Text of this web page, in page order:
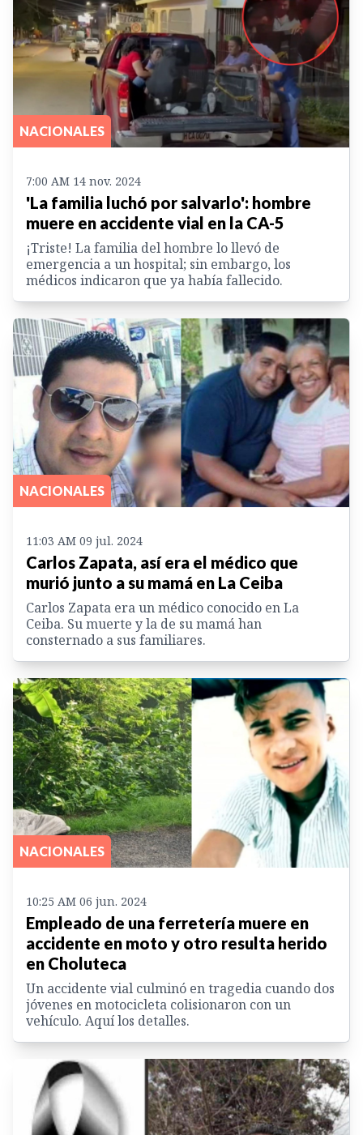
NACIONALES
7:00 AM 14 nov. 2024
'La familia luchó por salvarlo': hombre
muere en accidente vial en la CA-5
¡Triste! La familia del hombre lo llevó de
emergencia a un hospital; sin embargo, los
médicos indicaron que ya había fallecido.
NACIONALES
11:03 AM 09 jul. 2024
Carlos Zapata, así era el médico que
murió junto a su mamá en La Ceiba
Carlos Zapata era un médico conocido en La
Ceiba. Su muerte y la de su mamá han
consternado a sus familiares.
NACIONALES
10:25 AM 06 jun. 2024
Empleado de una ferretería muere en
accidente en moto y otro resulta herido
en Choluteca
Un accidente vial culminó en tragedia cuando dos
jóvenes en motocicleta colisionaron con un
vehículo. Aquí los detalles.